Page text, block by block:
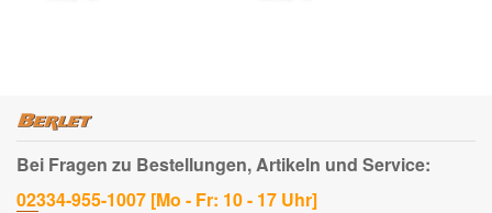
Bei Fragen zu Bestellungen, Artikeln und Service:
02334-955-1007 [Mo - Fr: 10 - 17 Uhr]